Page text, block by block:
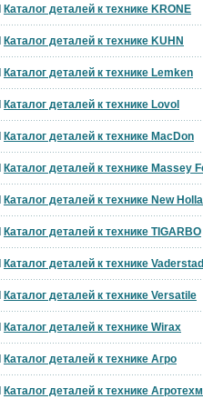
Каталог деталей к технике KRONE
Каталог деталей к технике KUHN
Каталог деталей к технике Lemken
Каталог деталей к технике Lovol
Каталог деталей к технике MacDon
Каталог деталей к технике Massey
Каталог деталей к технике New
Каталог деталей к технике TIGARBO
Каталог деталей к технике Vaderstad
Каталог деталей к технике Versatile
Каталог деталей к технике Wirax
Каталог деталей к технике Агро
Каталог деталей к технике